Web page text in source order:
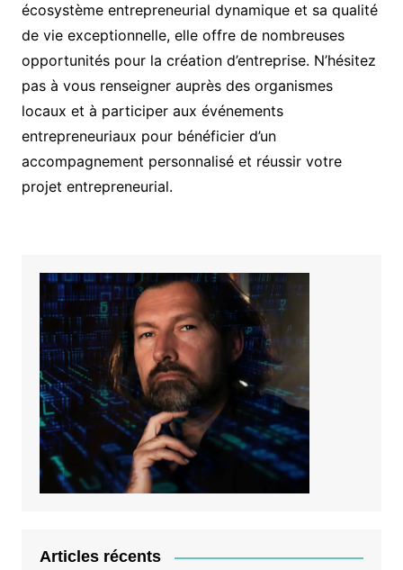
écosystème entrepreneurial dynamique et sa qualité
de vie exceptionnelle, elle offre de nombreuses
opportunités pour la création d’entreprise. N’hésitez
pas à vous renseigner auprès des organismes
locaux et à participer aux événements
entrepreneuriaux pour bénéficier d’un
accompagnement personnalisé et réussir votre
projet entrepreneurial.
Articles récents